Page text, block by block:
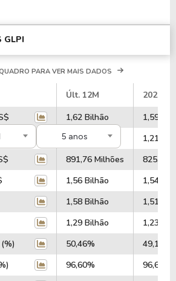
GLPI
5 anos
PARA VER MAIS DADOS
Últ. 12M
2025
1,62 Bilhão
1,59
- US$
1,28 Bilhão
1,21
891,76 Milhões
825,11
1,56 Bilhão
1,54
1,58 Bilhão
1,51
1,29 Bilhão
1,23
50,46%
49,19%
96,60%
96,66%